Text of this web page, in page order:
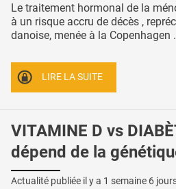
Le traitement hormonal de la
à un risque accru de décès ,
danoise, menée à la Copenhagen
LIRE LA SUITE
VITAMINE D vs
dépend de la
Actualité publiée il y a 1 semaine 6